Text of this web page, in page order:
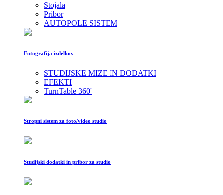
Stojala
Pribor
AUTOPOLE SISTEM
Fotografija izdelkov
STUDIJSKE MIZE IN DODATKI
EFEKTI
TurnTable 360'
Stropni sistem za foto/video studio
Studijski dodatki in pribor za studio